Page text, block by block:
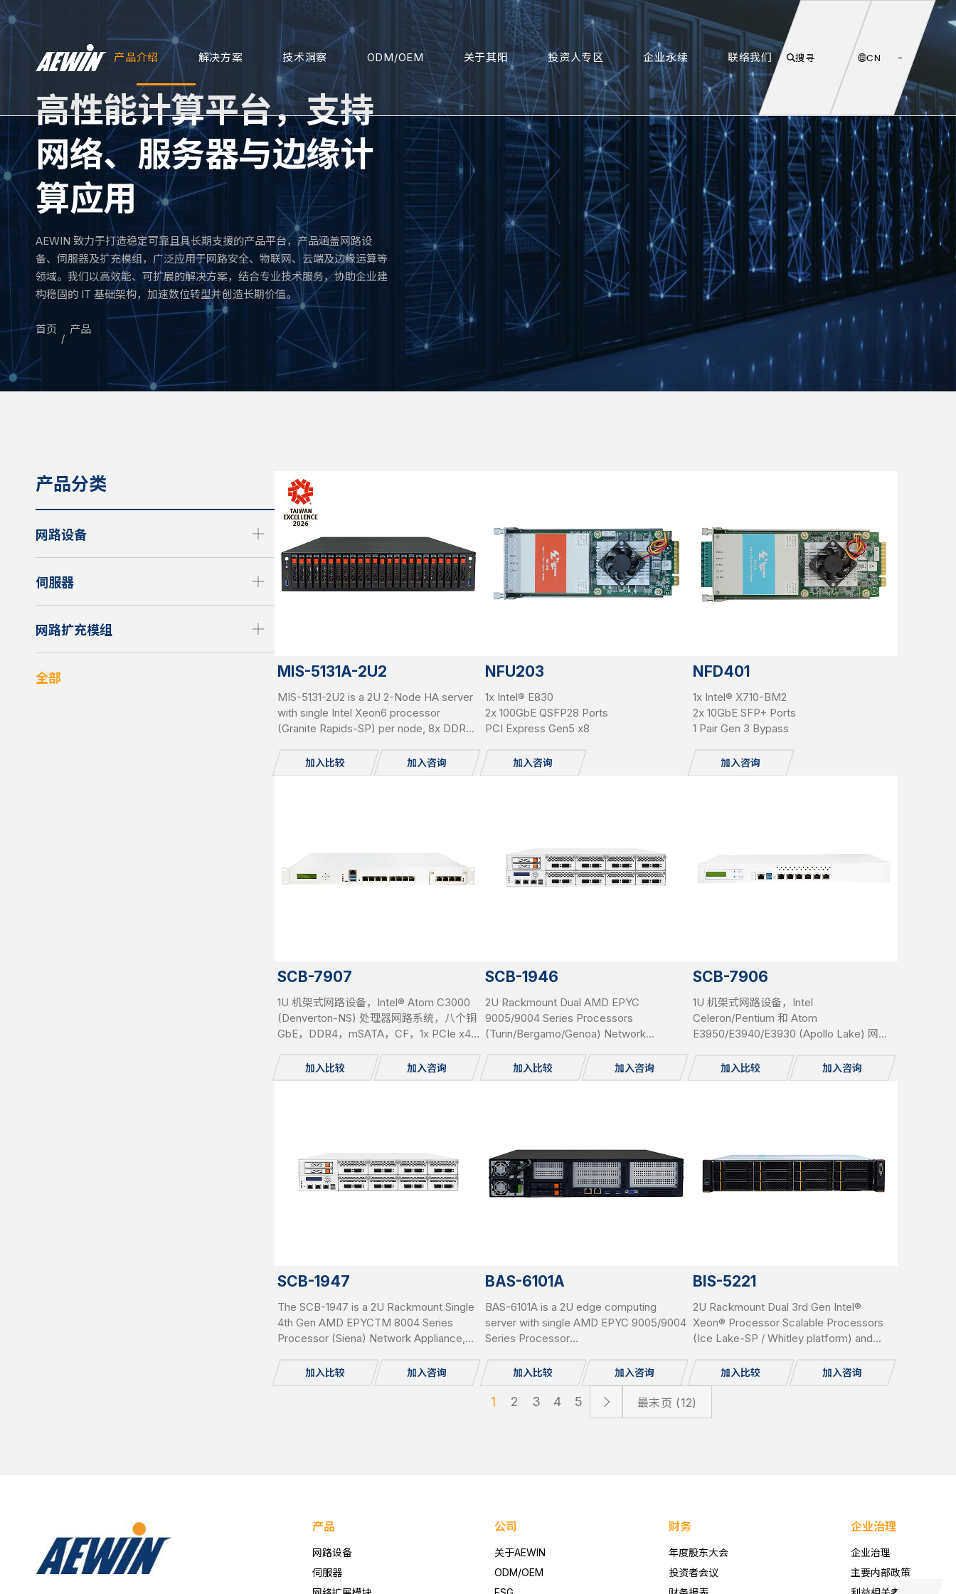
产品介绍 解决方案 技术洞察 ODM/OEM 关于其阳 投资人专区 企业永续 联络我们 搜寻 CN
高性能计算平台，支持
网络、服务器与边缘计
算应用
AEWIN 致力于打造稳定可靠且具长期支援的产品平台，产品涵盖网路设
备、伺服器及扩充模组，广泛应用于网路安全、物联网、云端及边缘运算等
领域。我们以高效能、可扩展的解决方案，结合专业技术服务，协助企业建
构稳固的 IT 基础架构，加速数位转型并创造长期价值。
首页 产品
产品分类
网路设备
伺服器
网路扩充模组
全部 MIS-5131A-2U2
MIS-5131-2U2 is a 2U 2-Node HA server
with single Intel Xeon6 processor
(Granite Rapids-SP) per node, 8x DDR5
slots per node, and total 24x 2.5"
pluggable NVME SSDs.
加入比较 加入咨询
NFU203
1x Intel® E830
2x 100GbE QSFP28 Ports
PCI Express Gen5 x8
加入咨询
NFD401
1x Intel® X710-BM2
2x 10GbE SFP+ Ports
1 Pair Gen 3 Bypass
加入咨询
SCB-7907
1U 机架式网路设备，Intel® Atom C3000
(Denverton-NS) 处理器网路系统，八个铜
GbE，DDR4，mSATA，CF，1x PCIe x4
加入比较 加入咨询
SCB-1946
2U Rackmount Dual AMD EPYC
9005/9004 Series Processors
(Turin/Bergamo/Genoa) Network
2TB, 8x PCIe Gen5 x8 Network Module
Bays, 2x 2.5”, SATA HDD hot-swappable,
加入比较 加入咨询
SCB-7906
1U 机架式网路设备，Intel
Celeron/Pentium 和 Atom
E3950/E3940/E3930 (Apollo Lake) 网路
SATA，PCIe，Gen3 绕过
加入比较 加入咨询
SCB-1947
The SCB-1947 is a 2U Rackmount Single
4th Gen AMD EPYCTM 8004 Series
Processor (Siena) Network Appliance,
(96GB Per DIMM), 8x PCIe 5 x 8 slot for
Network Expansion Module, 1x 2.5”
加入比较 加入咨询
BAS-6101A
BAS-6101A is a 2U edge computing
server with single AMD EPYC 9005/9004
Series Processor
8x PCIe slots & 1x OCP3.0 slot for
different add-on cards and 6x hot-
swappable 2.5” SATA/NVMe
加入比较 加入咨询
BIS-5221
2U Rackmount Dual 3rd Gen Intel®
Xeon® Processor Scalable Processors
(Ice Lake-SP / Whitley platform) and
Server, support 32x DDR4(up to
3200MHz) per system, supporting 2x
OCP 3.0 Network Cards, 12x bays 3.5”
Hot-Swap SAS/SATA HDD, IPMI, USB
加入比较 加入咨询
1 2 3 4 5 最末页 (12)
产品
网路设备
伺服器
公司
关于AEWIN
ODM/OEM
财务
年度股东大会
投资者会议
企业治理
企业治理
主要内部政策